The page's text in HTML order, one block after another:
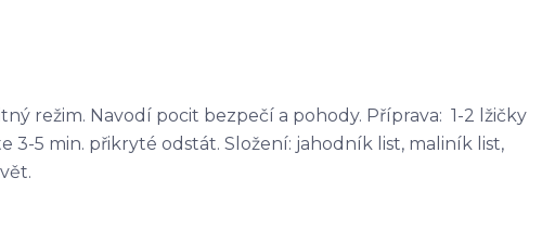
režim. Navodí pocit bezpečí a pohody. Příprava: 1-2 lžičky
3-5 min. přikryté odstát. Složení: jahodník list, maliník list,